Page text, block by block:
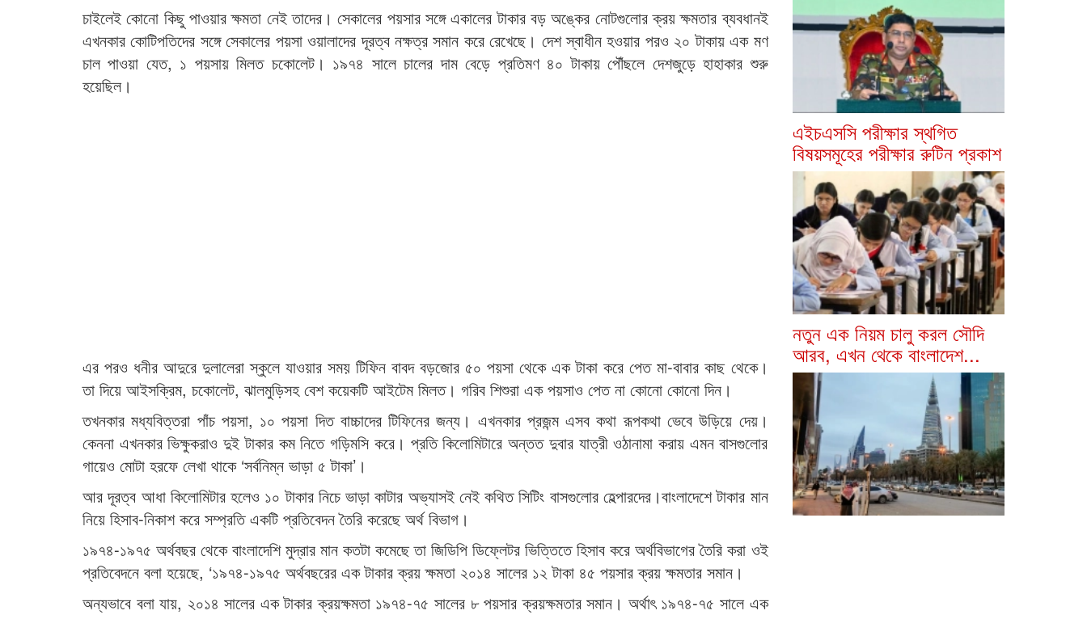
চাইলেই কোনো কিছু পাওয়ার ক্ষমতা নেই তাদের। সেকালের পয়সার সঙ্গে একালের টাকার বড় অঙ্কের নোটগুলোর ক্রয় ক্ষমতার ব্যবধানই
এখনকার কোটিপতিদের সঙ্গে সেকালের পয়সা ওয়ালাদের দূরত্ব নক্ষত্র সমান করে রেখেছে। দেশ স্বাধীন হওয়ার পরও ২০ টাকায় এক মণ
চাল পাওয়া যেত, ১ পয়সায় মিলত চকোলেট। ১৯৭৪ সালে চালের দাম বেড়ে প্রতিমণ ৪০ টাকায় পৌঁছলে দেশজুড়ে হাহাকার শুরু
হয়েছিল।
এর পরও ধনীর আদুরে দুলালেরা স্কুলে যাওয়ার সময় টিফিন বাবদ বড়জোর ৫০ পয়সা থেকে এক টাকা করে পেত মা-বাবার কাছ থেকে।
তা দিয়ে আইসক্রিম, চকোলেট, ঝালমুড়িসহ বেশ কয়েকটি আইটেম মিলত। গরিব শিশুরা এক পয়সাও পেত না কোনো কোনো দিন।
তখনকার মধ্যবিত্তরা পাঁচ পয়সা, ১০ পয়সা দিত বাচ্চাদের টিফিনের জন্য। এখনকার প্রজন্ম এসব কথা রূপকথা ভেবে উড়িয়ে দেয়।
কেননা এখনকার ভিক্ষুকরাও দুই টাকার কম নিতে গড়িমসি করে। প্রতি কিলোমিটারে অন্তত দুবার যাত্রী ওঠানামা করায় এমন বাসগুলোর
গায়েও মোটা হরফে লেখা থাকে ‘সর্বনিম্ন ভাড়া ৫ টাকা’।
আর দূরত্ব আধা কিলোমিটার হলেও ১০ টাকার নিচে ভাড়া কাটার অভ্যাসই নেই কথিত সিটিং বাসগুলোর হেল্পারদের।বাংলাদেশে টাকার মান
নিয়ে হিসাব-নিকাশ করে সম্প্রতি একটি প্রতিবেদন তৈরি করেছে অর্থ বিভাগ।
১৯৭৪-১৯৭৫ অর্থবছর থেকে বাংলাদেশি মুদ্রার মান কতটা কমেছে তা জিডিপি ডিফ্লেটর ভিত্তিতে হিসাব করে অর্থবিভাগের তৈরি করা ওই
প্রতিবেদনে বলা হয়েছে, ‘১৯৭৪-১৯৭৫ অর্থবছরের এক টাকার ক্রয় ক্ষমতা ২০১৪ সালের ১২ টাকা ৪৫ পয়সার ক্রয় ক্ষমতার সমান।
অন্যভাবে বলা যায়, ২০১৪ সালের এক টাকার ক্রয়ক্ষমতা ১৯৭৪-৭৫ সালের ৮ পয়সার ক্রয়ক্ষমতার সমান। অর্থাৎ ১৯৭৪-৭৫ সালে এক
এইচএসসি পরীক্ষার স্থগিত
বিষয়সমূহের পরীক্ষার রুটিন প্রকাশ
নতুন এক নিয়ম চালু করল সৌদি
আরব, এখন থেকে বাংলাদেশ...